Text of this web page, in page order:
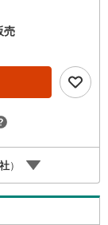
エリアを中心に
取り扱っており
できます。セン
り、当社のみで
はお家の売却やリ
はいくらで売れ
ことがあればお
（大型駐車場完
す！】お電話受
き土日はもちろ
業スタッフによ
売
）